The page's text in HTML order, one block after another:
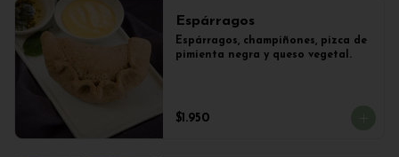
Espárragos
Espárragos, champiñones, pizca de
pimienta negra y queso vegetal.
$1.950